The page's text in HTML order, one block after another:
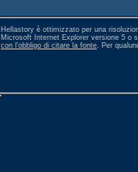
Hellastory è ottimizzato per una
Microsoft Internet Explorer versione 5 o
con l'obbligo di citare la fonte. Per